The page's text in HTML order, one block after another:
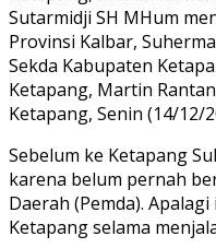
Sutarmidji SH MHum
Provinsi Kalbar,
Sekda Kabupaten
Ketapang, Martin
Ketapang, Senin (14/12/
Sebelum ke Ketapang
karena belum pernah
Daerah (Pemda).
Ketapang selama